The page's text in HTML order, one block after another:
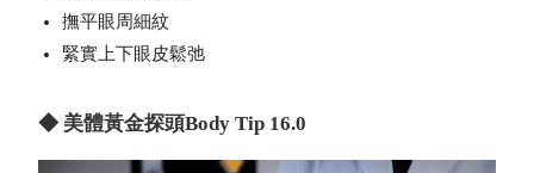
撫平眼周細紋
緊實上下眼皮鬆弛
◆ 美體黃金探頭Body Tip 16.0